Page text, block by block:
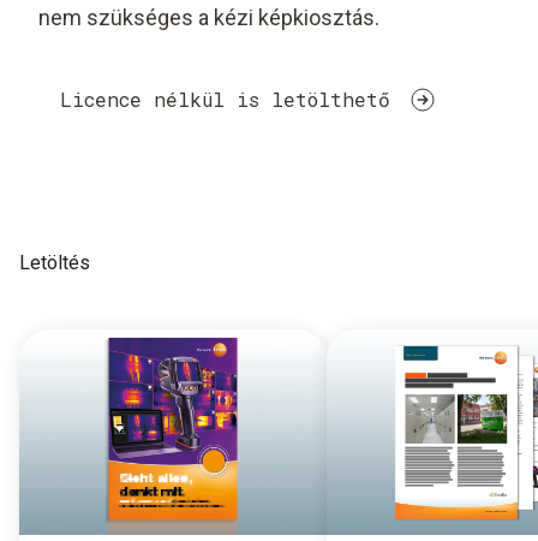
nem szükséges a kézi képkiosztás.
Licence nélkül is letölthető
Letöltés